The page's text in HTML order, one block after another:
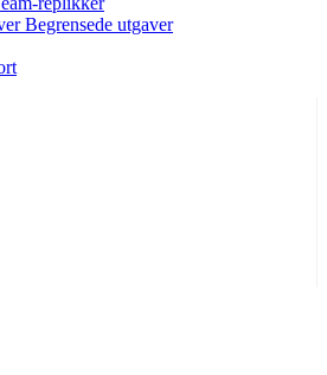
Begrensede utgaver